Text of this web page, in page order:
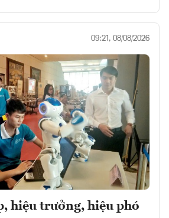
09:21, 08/08/2026
hiệu trưởng, hiệu phó